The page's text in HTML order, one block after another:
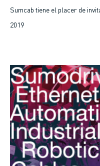
ayuda
a
la
Sumcab tiene el placer de
2019